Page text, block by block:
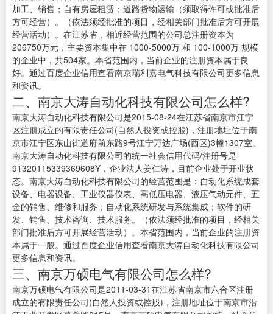
加工、销售；自有房屋租赁；道路货物运输（须取得许可或批准后
方可经营）。（依法须经批准的项目，经相关部门批准后方可开展
经营活动）。在江苏省，相近经营范围的公司总注册资本为
206750万元，主要资本集中在 1000-5000万 和 100-1000万 规模
的企业中，共504家。本省范围内，当前企业的注册资本属于良
好。通过百度企业信用查看南京瑞利嘉电气科技有限公司更多信息
和资讯。
二、南京大涛自动化科技有限公司怎么样?
南京大涛自动化科技有限公司是2015-08-24在江苏省南京市江宁
区注册成立的有限责任公司(自然人投资或控股)，注册地址位于南
京市江宁区东山街道府前东路9号江宁万达广场(西区)3幢1307室。
南京大涛自动化科技有限公司的统一社会信用代码/注册号是
91320115339369608Y，企业法人姜仁涛，目前企业处于开业状
态。南京大涛自动化科技有限公司的经营范围是：自动化系统成套
设备、电器设备、工业仪器仪表、高低压电器、液压气动元件、五
金的销售、维修和服务；自动化系统研发与系统集成；软件的研
发、销售、技术咨询、技术服务。（依法须经批准的项目，经相关
部门批准后方可开展经营活动）。本省范围内，当前企业的注册资
本属于一般。通过百度企业信用查看南京大涛自动化科技有限公司
更多信息和资讯。
三、南京万硕电气有限公司怎么样?
南京万硕电气有限公司是2011-03-31在江苏省南京市六合区注册
成立的有限责任公司(自然人投资或控股)，注册地址位于南京市沿